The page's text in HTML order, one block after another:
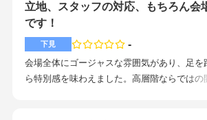
安心感はありました。駅からホテルまでも近
れる方は来やすく、宿泊してしまえば挙式や
行えるため、とても便利だと感じました。ス
連絡の行き違いがありました、またレスポン
テルに泊まれることやハネムーンの特典があ
立地、スタッフの対応、もちろん会
です！
下見 -
会場全体にゴージャスな雰囲気があり、足を
ら特別感を味わえました。高層階ならではの